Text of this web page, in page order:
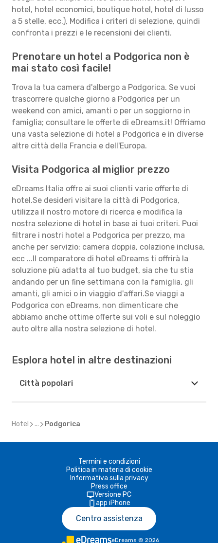
hotel, hotel economici, boutique hotel, hotel di lusso
a 5 stelle, ecc.), Modifica i criteri di selezione, quindi
confronta i prezzi e le recensioni dei clienti.
Prenotare un hotel a Podgorica non è
mai stato così facile!
Trova la tua camera d'albergo a Podgorica. Se vuoi
trascorrere qualche giorno a Podgorica per un
weekend con amici, amanti o per un soggiorno in
famiglia; consultare le offerte di eDreams.it! Offriamo
una vasta selezione di hotel a Podgorica e in diverse
altre città della Francia e dell'Europa.
Visita Podgorica al miglior prezzo
eDreams Italia offre ai suoi clienti varie offerte di
hotel.Se desideri visitare la città di Podgorica,
utilizza il nostro motore di ricerca e modifica la
nostra selezione di hotel in base ai tuoi criteri. Puoi
filtrare i nostri hotel a Podgorica per prezzo, ma
anche per servizio: camera doppia, colazione inclusa,
ecc ...Il comparatore di hotel eDreams ti offrirà la
soluzione più adatta al tuo budget, sia che tu stia
andando per un fine settimana con la famiglia, gli
amanti, gli amici o in viaggio d'affari.Se viaggi a
Podgorica con eDreams, non dimenticare che
abbiamo anche ottime offerte sui voli e sul noleggio
auto oltre alla nostra selezione di hotel.
Esplora hotel in altre destinazioni
Città popolari
Hotel ... Podgorica
Termini e condizioni
Politica in materia di cookie
Informativa sulla privacy
Press office
Versione PC
app iPhone
Centro assistenza
eDreams © 2026